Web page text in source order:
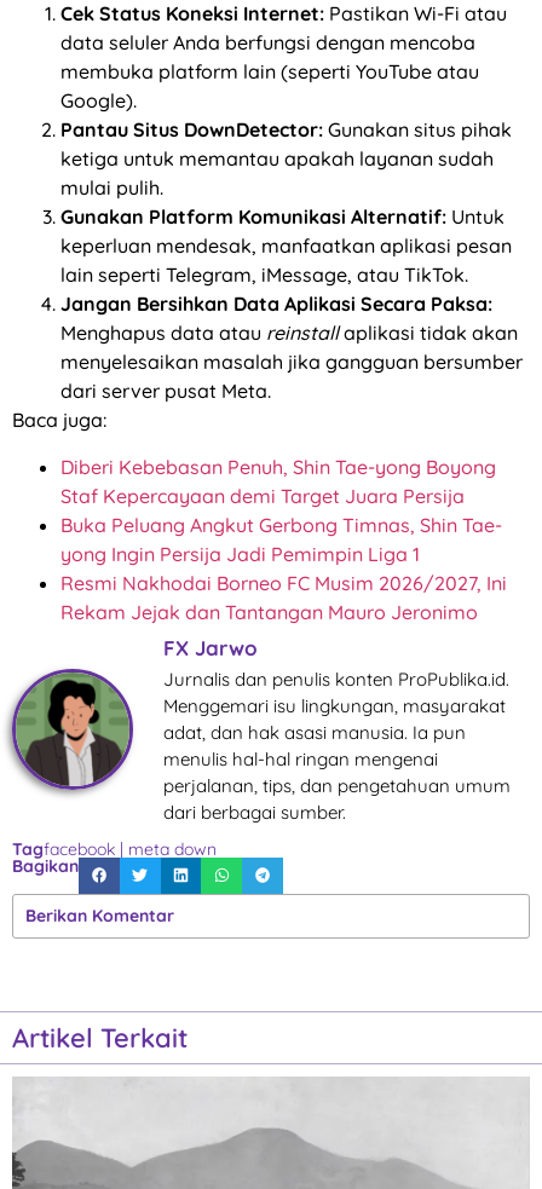
Cek Status Koneksi Internet: Pastikan Wi-Fi atau
data seluler Anda berfungsi dengan mencoba
membuka platform lain (seperti YouTube atau
Google).
Pantau Situs DownDetector: Gunakan situs pihak
ketiga untuk memantau apakah layanan sudah
mulai pulih.
Gunakan Platform Komunikasi Alternatif: Untuk
keperluan mendesak, manfaatkan aplikasi pesan
lain seperti Telegram, iMessage, atau TikTok.
Jangan Bersihkan Data Aplikasi Secara Paksa:
Menghapus data atau reinstallaplikasi tidak akan
menyelesaikan masalah jika gangguan bersumber
dari server pusat Meta.
Baca juga:
Diberi Kebebasan Penuh, Shin Tae-yong Boyong
Staf Kepercayaan demi Target Juara Persija
Buka Peluang Angkut Gerbong Timnas, Shin Tae-
yong Ingin Persija Jadi Pemimpin Liga 1
Resmi Nakhodai Borneo FC Musim 2026/2027, Ini
Rekam Jejak dan Tantangan Mauro Jeronimo
FX Jarwo
Jurnalis dan penulis konten ProPublika.id.
Menggemari isu lingkungan, masyarakat
adat, dan hak asasi manusia. Ia pun
menulis hal-hal ringan mengenai
perjalanan, tips, dan pengetahuan umum
dari berbagai sumber.
Tagfacebook | meta down
Bagikan
Berikan Komentar
Artikel Terkait